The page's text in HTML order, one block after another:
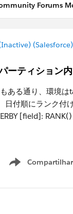
Forums
(Salesforce)
ーティション
ある通り、環境
日付順にランク付
[field]:
Compartilhar
Show menu